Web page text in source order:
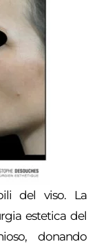
del viso. La
estetica del
donando